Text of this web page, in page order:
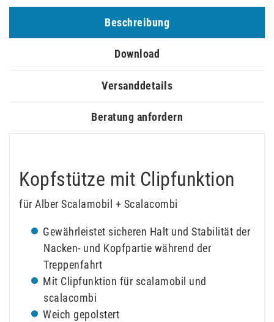
Beschreibung
Download
Versanddetails
Beratung anfordern
Kopfstütze mit Clipfunktion
für Alber Scalamobil + Scalacombi
Gewährleistet sicheren Halt und Stabilität der
Nacken- und Kopfpartie während der
Treppenfahrt
Mit Clipfunktion für scalamobil und
scalacombi
Weich gepolstert